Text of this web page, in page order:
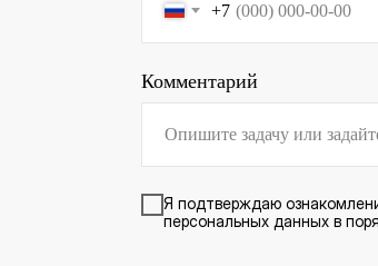
+7
Комментарий
Я подтверждаю
персональных данных в